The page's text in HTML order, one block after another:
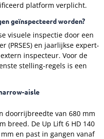
platform verplicht.
geïnspecteerd worden?
visuele inspectie door een
(PRSES) en jaarlijkse expert-
inspecteur. Voor de
stelling-regels is een
aisle
doorrijbreedte van 680 mm
breed. De Up Lift 6 HD 140
en past in gangen vanaf